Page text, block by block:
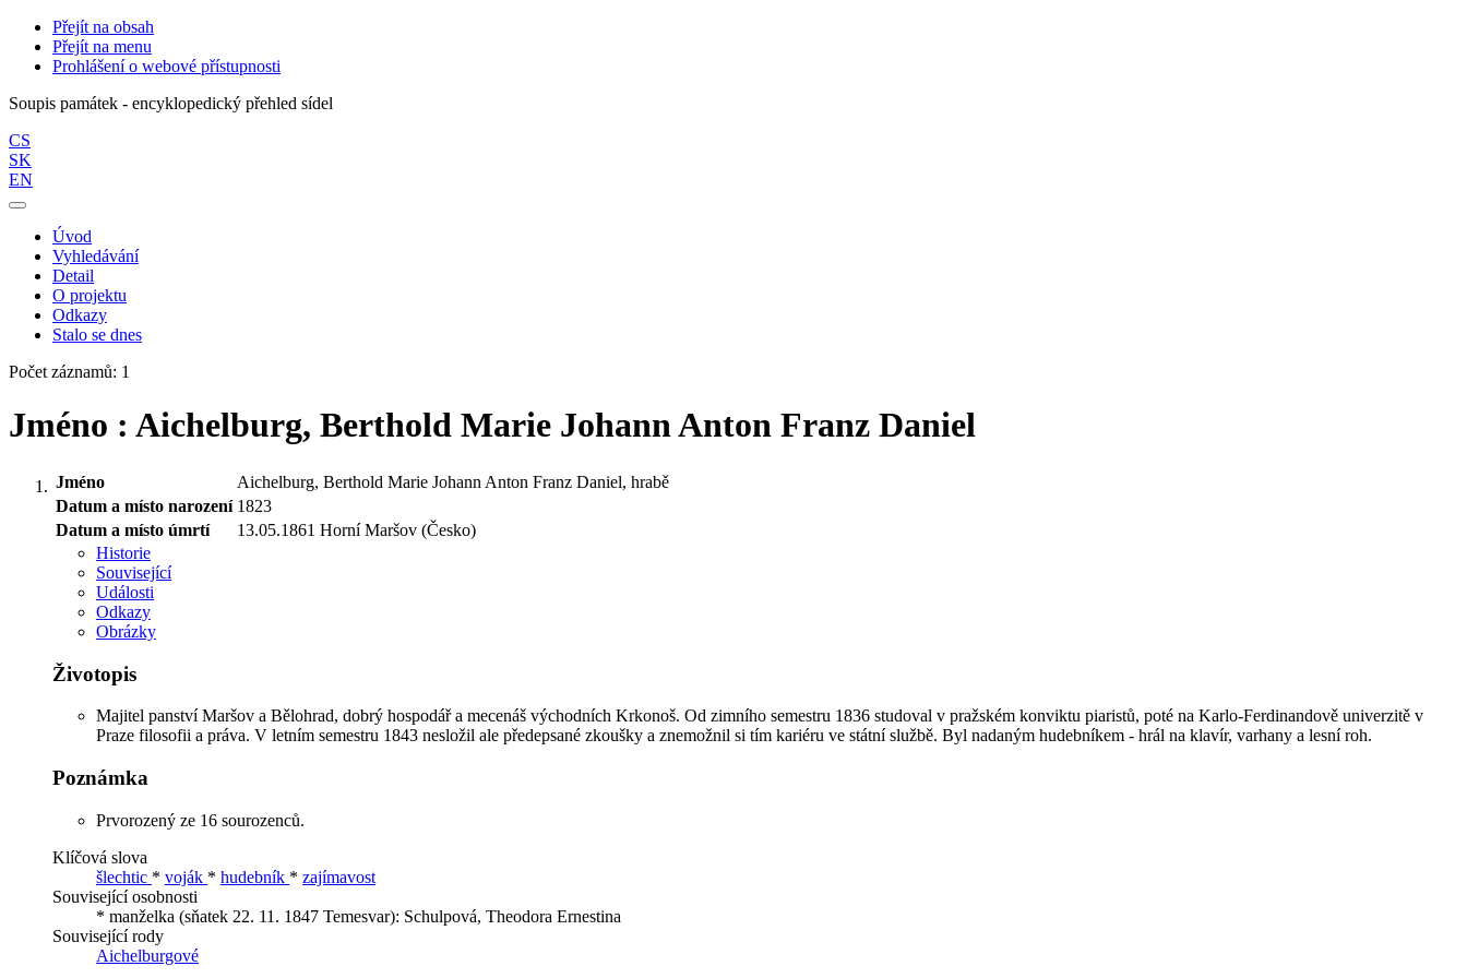
Přejít na obsah
Přejít na menu
Prohlášení o webové přístupnosti
Soupis památek - encyklopedický přehled sídel
CS
SK
EN
Úvod
Vyhledávání
Detail
O projektu
Odkazy
Stalo se dnes
Počet záznamů: 1
Jméno : Aichelburg, Berthold Marie Johann Anton Franz Daniel
Jméno
Aichelburg, Berthold Marie Johann Anton Franz Daniel, hrabě
Datum a místo narození 1823
Datum a místo úmrtí
13.05.1861 Horní Maršov (Česko)
Historie
Související
Události
Odkazy
Obrázky
Životopis
Majitel panství Maršov a Bělohrad, dobrý hospodář a mecenáš východních Krkonoš. Od zimního semestru 1836 studoval v pražském konviktu piaristů, poté na Karlo-Ferdinandově univerzitě v
Praze filosofii a práva. V letním semestru 1843 nesložil ale předepsané zkoušky a znemožnil si tím kariéru ve státní službě. Byl nadaným hudebníkem - hrál na klavír, varhany a lesní roh.
Poznámka
Prvorozený ze 16 sourozenců.
Klíčová slova
šlechtic * voják * hudebník * zajímavost
Související osobnosti
* manželka (sňatek 22. 11. 1847 Temesvar): Schulpová, Theodora Ernestina
Související rody
Aichelburgové